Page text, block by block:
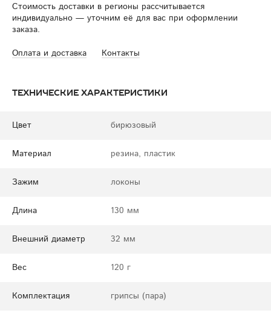
Стоимость доставки в регионы рассчитывается
индивидуально — уточним её для вас при оформлении
заказа.
Оплата и доставка Контакты
Технические характеристики
Цвет бирюзовый
Материал резина, пластик
Зажим локоны
Длина 130 мм
Внешний диаметр 32 мм
Вес 120 г
Комплектация грипсы (пара)